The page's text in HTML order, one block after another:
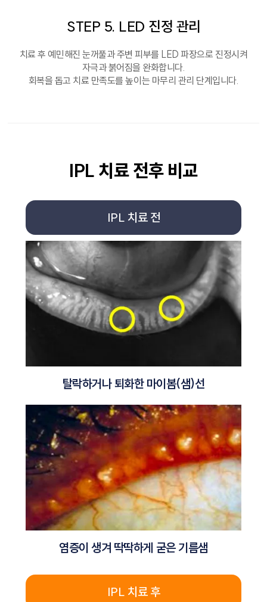
STEP 5. LED 진정 관리
치료 후 예민해진 눈꺼풀과 주변 피부를 LED 파장으로 진정시켜
자극과 붉어짐을 완화합니다.
회복을 돕고 치료 만족도를 높이는 마무리 관리 단계입니다.
IPL 치료 전후 비교
IPL 치료 전
탈락하거나 퇴화한 마이봄(샘)선
염증이 생겨 딱딱하게 굳은 기름샘
IPL 치료 후